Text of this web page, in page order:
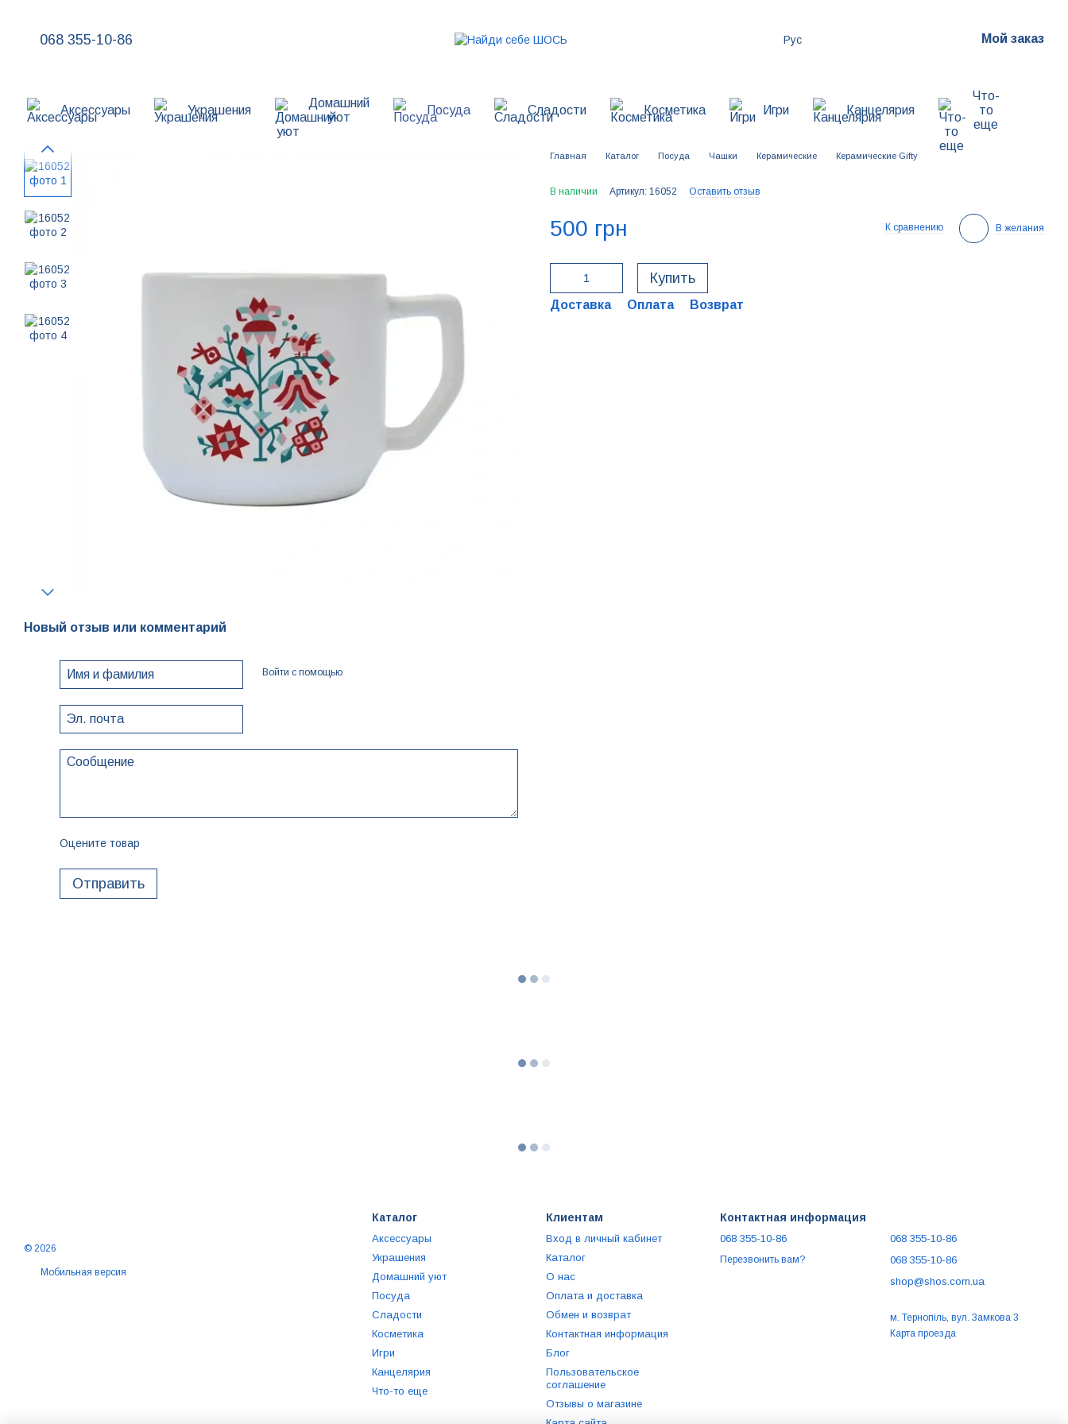
068 355-10-86 Рус Мой заказ
Аксессуары Украшения
Домашний
уют
Посуда Сладости Косметика Игри Канцелярия
Что-
то
еще
Новый отзыв или комментарий
Войти с помощью
Оцените товар
Отправить
Главная Каталог Посуда Чашки Керамические Керамические Gifty
В наличии Артикул: 16052 Оставить отзыв
500 грн К сравнению В желания
Купить
Доставка Оплата Возврат
© 2026
Мобильная версия
Каталог
Аксессуары
Украшения
Домашний уют
Посуда
Сладости
Косметика
Игри
Канцелярия
Что-то еще
Клиентам
Вход в личный кабинет
Каталог
О нас
Оплата и доставка
Обмен и возврат
Контактная информация
Блог
Пользовательское
соглашение
Отзывы о магазине
Контактная информация
068 355-10-86
Перезвонить вам?
068 355-10-86
068 355-10-86
shop@shos.com.ua
м. Тернопіль, вул. Замкова 3
Карта проезда